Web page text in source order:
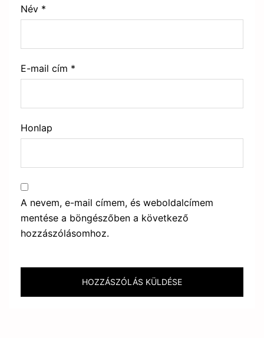
Név *
E-mail cím *
Honlap
A nevem, e-mail címem, és weboldalcímem
mentése a böngészőben a következő
hozzászólásomhoz.